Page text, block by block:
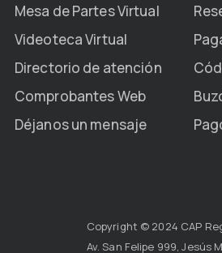
Mesa de Partes Virtual
Videoteca Virtual
Directorio de atención
Comprobantes Web
Déjanos un mensaje
Copyright © 2024 CAP
Av. San Felipe 999, Jesús